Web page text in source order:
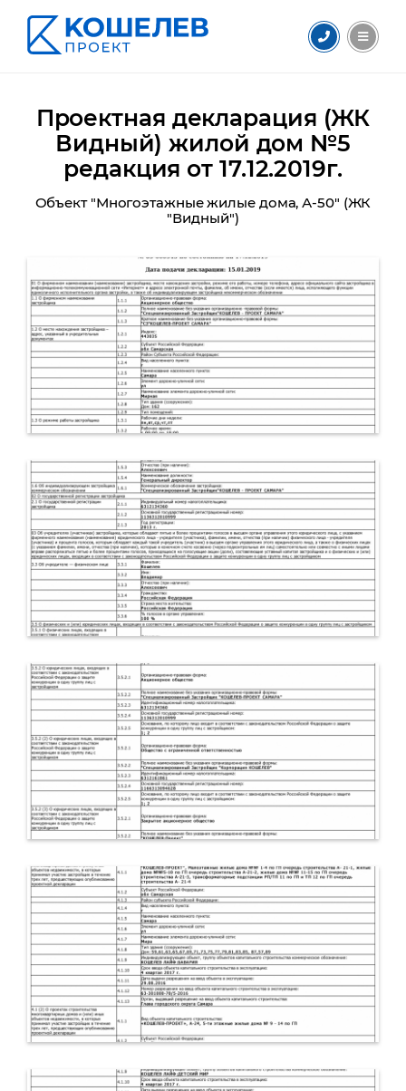
Проектная декларация (ЖК
Видный) жилой дом №5
редакция от 17.12.2019г.
Объект "Многоэтажные жилые дома, А-50" (ЖК
"Видный")